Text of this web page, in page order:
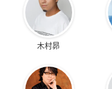
木村昴